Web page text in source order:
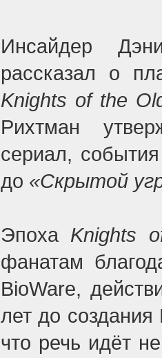
Инсайдер
рассказал о
Knights of the
Рихтман
сериал,
до «Скрытой
Эпоха Knights
фанатам
BioWare,
лет до
что речь идёт